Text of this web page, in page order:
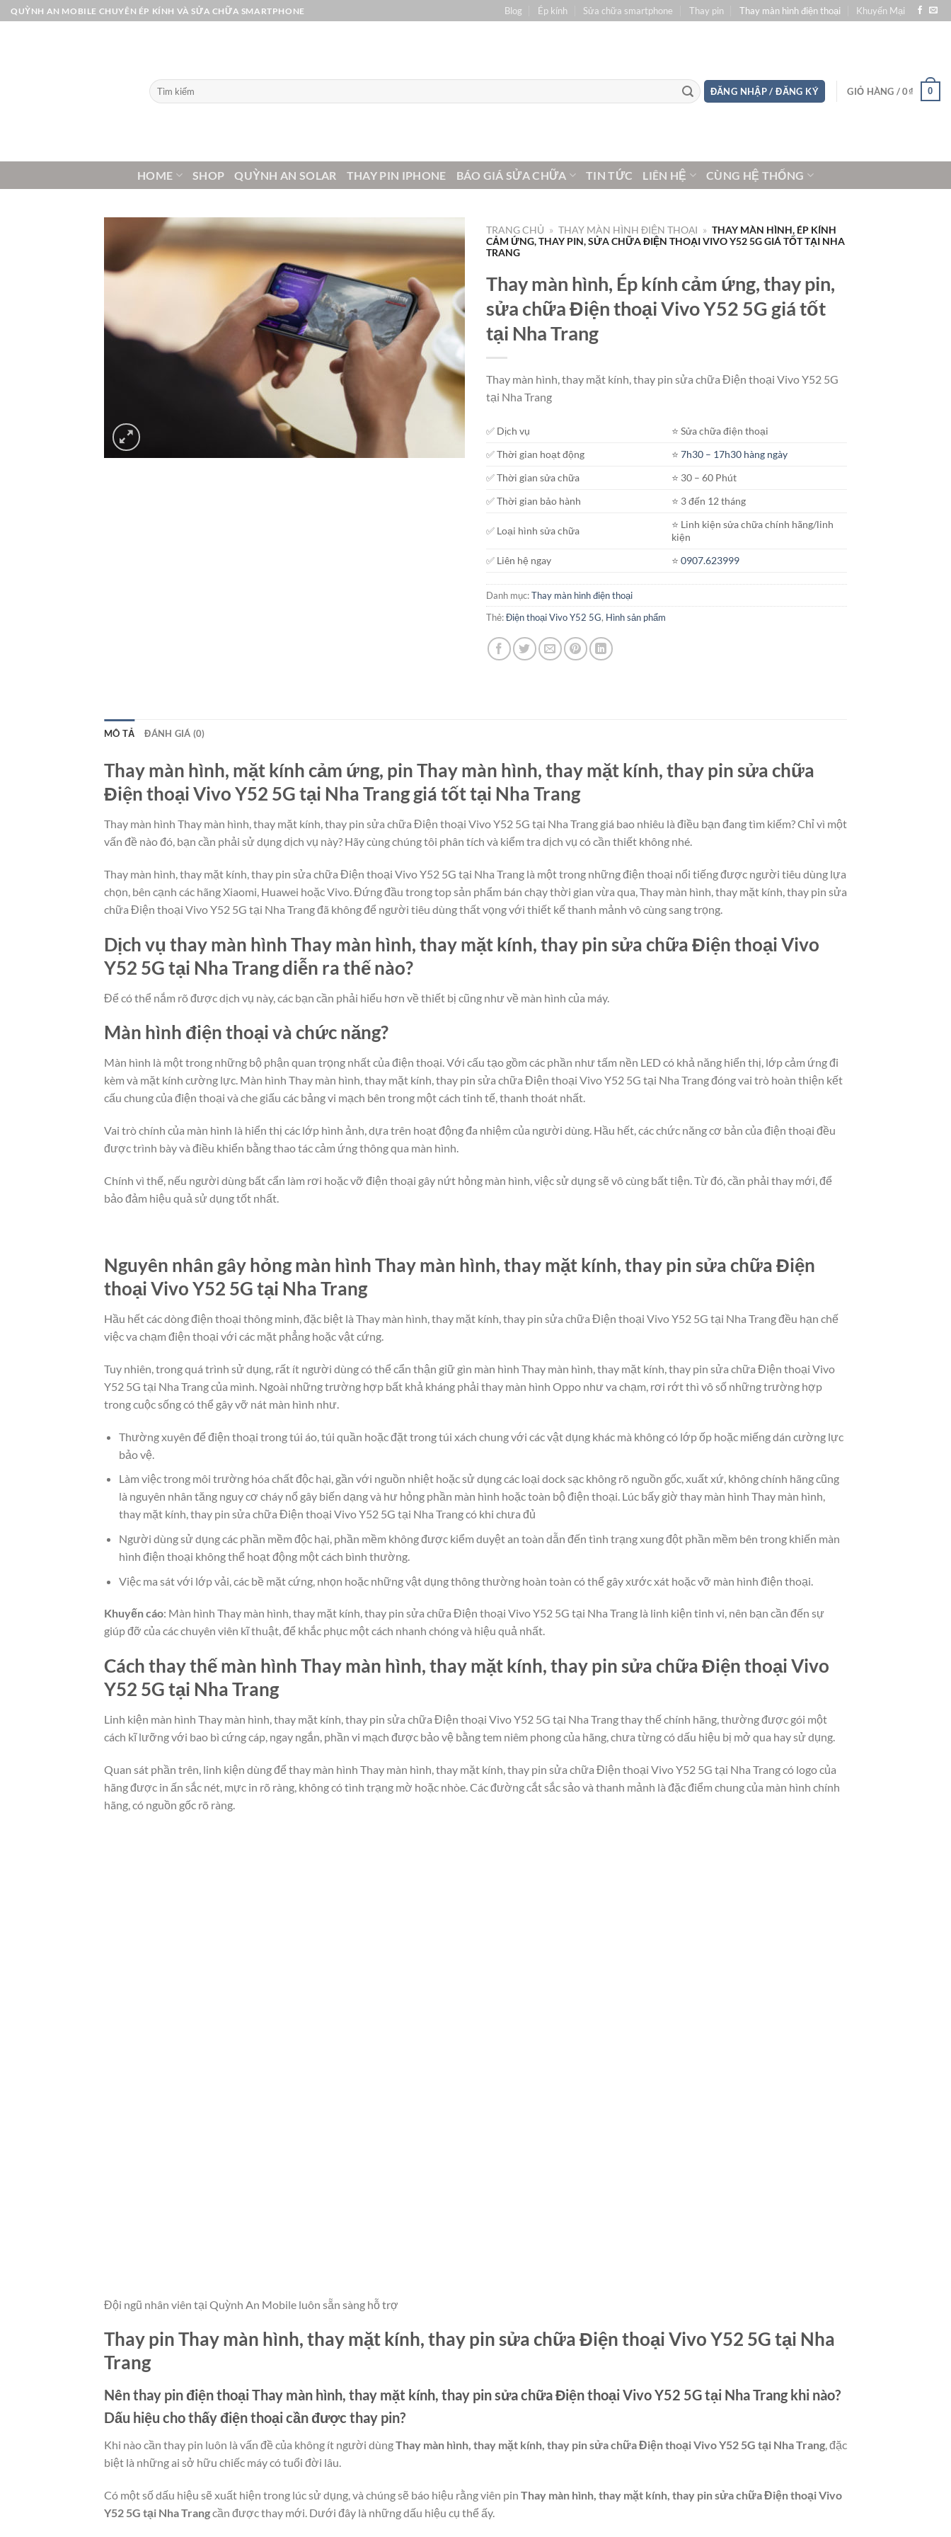
Bỏ
qua
QUỲNH AN MOBILE CHUYÊN ÉP KÍNH VÀ SỬA CHỮA SMARTPHONE Blog Ép kính Sửa chữa smartphone Thay pin Thay màn hình điện thoại Khuyến Mại
Tìm
kiếm:
ĐĂNG NHẬP / ĐĂNG KÝ GIỎ HÀNG /0₫ 0
HOME SHOP QUỲNH AN SOLAR THAY PIN IPHONE BÁO GIÁ SỬA CHỮA TIN TỨC LIÊN HỆ CÙNG HỆ THỐNG
TRANG CHỦ » THAY MÀN HÌNH ĐIỆN THOẠI » THAY MÀN HÌNH, ÉP KÍNH
CẢM ỨNG, THAY PIN, SỬA CHỮA ĐIỆN THOẠI VIVO Y52 5G GIÁ TỐT TẠI NHA
TRANG
Thay màn hình, Ép kính cảm ứng, thay pin,
sửa chữa Điện thoại Vivo Y52 5G giá tốt
tại Nha Trang
Thay màn hình, thay mặt kính, thay pin sửa chữa Điện thoại Vivo Y52 5G
tại Nha Trang
✅ Dịch vụ
⭐️ Sửa chữa điện thoại
✅ Thời gian hoạt động
⭐️7h30 – 17h30 hàng ngày
✅ Thời gian sửa chữa
⭐️ 30 – 60 Phút
✅ Thời gian bảo hành
⭐️ 3 đến 12 tháng
✅ Loại hình sửa chữa
⭐️ Linh kiện sửa chữa chính hãng/linh
kiện
✅ Liên hệ ngay
⭐️0907.623999
Danh mục:Thay màn hình điện thoại
Thẻ:Điện thoại Vivo Y52 5G, Hình sản phẩm
MÔ TẢ ĐÁNH GIÁ (0)
Thay màn hình, mặt kính cảm ứng, pin Thay màn hình, thay mặt kính, thay pin sửa chữa
Điện thoại Vivo Y52 5G tại Nha Trang giá tốt tại Nha Trang
Thay màn hình Thay màn hình, thay mặt kính, thay pin sửa chữa Điện thoại Vivo Y52 5G tại Nha Trang giá bao nhiêu là điều bạn đang tìm kiếm? Chỉ vì một
vấn đề nào đó, bạn cần phải sử dụng dịch vụ này? Hãy cùng chúng tôi phân tích và kiểm tra dịch vụ có cần thiết không nhé.
Thay màn hình, thay mặt kính, thay pin sửa chữa Điện thoại Vivo Y52 5G tại Nha Trang là một trong những điện thoại nổi tiếng được người tiêu dùng lựa
chọn, bên cạnh các hãng Xiaomi, Huawei hoặc Vivo. Đứng đầu trong top sản phẩm bán chạy thời gian vừa qua, Thay màn hình, thay mặt kính, thay pin sửa
chữa Điện thoại Vivo Y52 5G tại Nha Trang đã không để người tiêu dùng thất vọng với thiết kế thanh mảnh vô cùng sang trọng.
Dịch vụ thay màn hình Thay màn hình, thay mặt kính, thay pin sửa chữa Điện thoại Vivo
Y52 5G tại Nha Trang diễn ra thế nào?
Để có thể nắm rõ được dịch vụ này, các bạn cần phải hiểu hơn về thiết bị cũng như về màn hình của máy.
Màn hình điện thoại và chức năng?
Màn hình là một trong những bộ phận quan trọng nhất của điện thoại. Với cấu tạo gồm các phần như tấm nền LED có khả năng hiển thị, lớp cảm ứng đi
kèm và mặt kính cường lực. Màn hình Thay màn hình, thay mặt kính, thay pin sửa chữa Điện thoại Vivo Y52 5G tại Nha Trang đóng vai trò hoàn thiện kết
cấu chung của điện thoại và che giấu các bảng vi mạch bên trong một cách tinh tế, thanh thoát nhất.
Vai trò chính của màn hình là hiển thị các lớp hình ảnh, dựa trên hoạt động đa nhiệm của người dùng. Hầu hết, các chức năng cơ bản của điện thoại đều
được trình bày và điều khiển bằng thao tác cảm ứng thông qua màn hình.
Chính vì thế, nếu người dùng bất cẩn làm rơi hoặc vỡ điện thoại gây nứt hỏng màn hình, việc sử dụng sẽ vô cùng bất tiện. Từ đó, cần phải thay mới, để
bảo đảm hiệu quả sử dụng tốt nhất.
Nguyên nhân gây hỏng màn hình Thay màn hình, thay mặt kính, thay pin sửa chữa Điện
thoại Vivo Y52 5G tại Nha Trang
Hầu hết các dòng điện thoại thông minh, đặc biệt là Thay màn hình, thay mặt kính, thay pin sửa chữa Điện thoại Vivo Y52 5G tại Nha Trang đều hạn chế
việc va chạm điện thoại với các mặt phẳng hoặc vật cứng.
Tuy nhiên, trong quá trình sử dụng, rất ít người dùng có thể cẩn thận giữ gìn màn hình Thay màn hình, thay mặt kính, thay pin sửa chữa Điện thoại Vivo
Y52 5G tại Nha Trang của mình. Ngoài những trường hợp bất khả kháng phải thay màn hình Oppo như va chạm, rơi rớt thì vô số những trường hợp
trong cuộc sống có thể gây vỡ nát màn hình như.
Thường xuyên để điện thoại trong túi áo, túi quần hoặc đặt trong túi xách chung với các vật dụng khác mà không có lớp ốp hoặc miếng dán cường lực
bảo vệ.
Làm việc trong môi trường hóa chất độc hại, gần với nguồn nhiệt hoặc sử dụng các loại dock sạc không rõ nguồn gốc, xuất xứ, không chính hãng cũng
là nguyên nhân tăng nguy cơ cháy nổ gây biến dạng và hư hỏng phần màn hình hoặc toàn bộ điện thoại. Lúc bấy giờ thay màn hình Thay màn hình,
thay mặt kính, thay pin sửa chữa Điện thoại Vivo Y52 5G tại Nha Trang có khi chưa đủ
Người dùng sử dụng các phần mềm độc hại, phần mềm không được kiểm duyệt an toàn dẫn đến tình trạng xung đột phần mềm bên trong khiến màn
hình điện thoại không thể hoạt động một cách bình thường.
Việc ma sát với lớp vải, các bề mặt cứng, nhọn hoặc những vật dụng thông thường hoàn toàn có thể gây xước xát hoặc vỡ màn hình điện thoại.
Khuyến cáo: Màn hình Thay màn hình, thay mặt kính, thay pin sửa chữa Điện thoại Vivo Y52 5G tại Nha Trang là linh kiện tinh vi, nên bạn cần đến sự
giúp đỡ của các chuyên viên kĩ thuật, để khắc phục một cách nhanh chóng và hiệu quả nhất.
Cách thay thế màn hình Thay màn hình, thay mặt kính, thay pin sửa chữa Điện thoại Vivo
Y52 5G tại Nha Trang
Linh kiện màn hình Thay màn hình, thay mặt kính, thay pin sửa chữa Điện thoại Vivo Y52 5G tại Nha Trang thay thế chính hãng, thường được gói một
cách kĩ lưỡng với bao bì cứng cáp, ngay ngắn, phần vi mạch được bảo vệ bằng tem niêm phong của hãng, chưa từng có dấu hiệu bị mở qua hay sử dụng.
Quan sát phần trên, linh kiện dùng để thay màn hình Thay màn hình, thay mặt kính, thay pin sửa chữa Điện thoại Vivo Y52 5G tại Nha Trang có logo của
hãng được in ấn sắc nét, mực in rõ ràng, không có tình trạng mờ hoặc nhòe. Các đường cắt sắc sảo và thanh mảnh là đặc điểm chung của màn hình chính
hãng, có nguồn gốc rõ ràng.
Đội ngũ nhân viên tại Quỳnh An Mobile luôn sẵn sàng hỗ trợ
Thay pin Thay màn hình, thay mặt kính, thay pin sửa chữa Điện thoại Vivo Y52 5G tại Nha
Trang
Nên thay pin điện thoạiThay màn hình, thay mặt kính, thay pin sửa chữa Điện thoại Vivo Y52 5G tại Nha Trang khi nào?
Dấu hiệu cho thấy điện thoại cần được thay pin?
Khi nào cần thay pin luôn là vấn đề của không ít người dùngThay màn hình, thay mặt kính, thay pin sửa chữa Điện thoại Vivo Y52 5G tại Nha Trang, đặc
biệt là những ai sở hữu chiếc máy có tuổi đời lâu.
Có một số dấu hiệu sẽ xuất hiện trong lúc sử dụng, và chúng sẽ báo hiệu rằng viên pin Thay màn hình, thay mặt kính, thay pin sửa chữa Điện thoại Vivo
Y52 5G tại Nha Trangcần được thay mới. Dưới đây là những dấu hiệu cụ thể ấy.